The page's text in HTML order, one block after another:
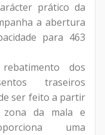
prático da
a abertura
para 463
dos
traseiros
ser feito a partir
zona da mala e
uma